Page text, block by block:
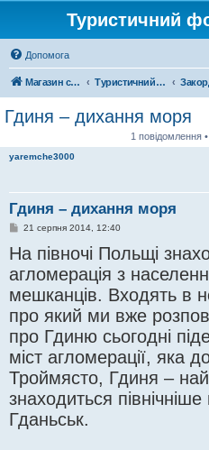
Туристичний
Допомога
Магазин спорядження Туристичний форум «Рюкзак»
Гдиня – дихання моря
1 повідомлення
yaremche3000
Гдиня – дихання моря
П
в
і
д
о
м
л
е
н
н
я
21 серпня 2014, 12:40
На півночі Польщі
агломерація з
мешканців. Входять в
про який ми вже
про Гдиню сьогодні
міст агломерації, яка
Троймясто, Гдиня –
знаходиться
Гданьськ.